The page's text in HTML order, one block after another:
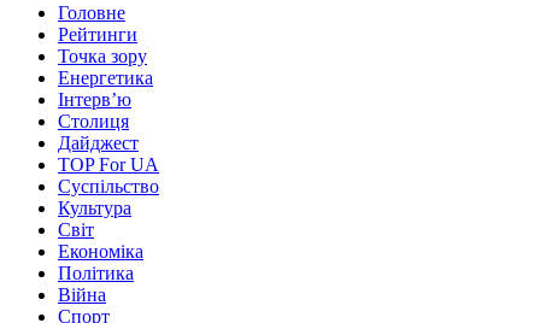
Головне
Рейтинги
Точка зору
Енергетика
Інтерв’ю
Столиця
Дайджест
TOP For UA
Суспiльство
Культура
Світ
Економіка
Політика
Війна
Спорт